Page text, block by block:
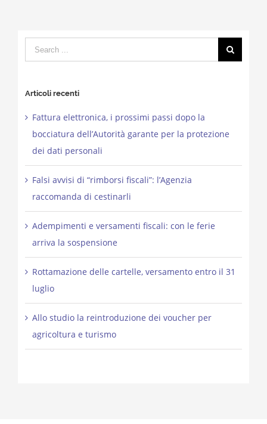
Search
for:
Articoli recenti
Fattura elettronica, i prossimi passi dopo la
bocciatura dell’Autorità garante per la protezione
dei dati personali
Falsi avvisi di “rimborsi fiscali”: l’Agenzia
raccomanda di cestinarli
Adempimenti e versamenti fiscali: con le ferie
arriva la sospensione
Rottamazione delle cartelle, versamento entro il 31
luglio
Allo studio la reintroduzione dei voucher per
agricoltura e turismo